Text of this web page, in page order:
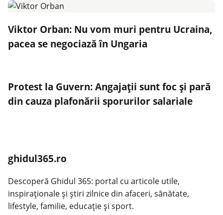
Viktor Orban: Nu vom muri pentru Ucraina,
pacea se negociază în Ungaria
Protest la Guvern: Angajații sunt foc și pară
din cauza plafonării sporurilor salariale
ghidul365.ro
Descoperă Ghidul 365: portal cu articole utile,
inspiraționale și știri zilnice din afaceri, sănătate,
lifestyle, familie, educație și sport.